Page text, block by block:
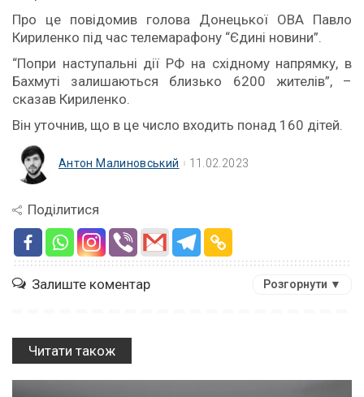
Про це повідомив голова Донецької ОВА Павло
Кириленко під час телемарафону “Єдині новини”.
“Попри наступальні дії РФ на східному напрямку, в
Бахмуті залишаються близько 6200 жителів”, –
сказав Кириленко.
Він уточнив, що в це число входить понад 160 дітей.
Антон Малиновський 11.02.2023
Поділитися
Залиште коментар Розгорнути ▼
Читати також